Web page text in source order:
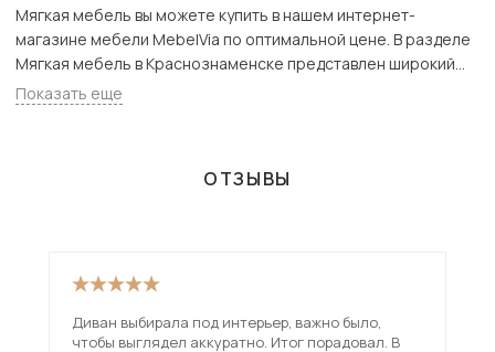
Мягкая мебель вы можете купить в нашем интернет-
магазине мебели MebelVia по оптимальной цене. В разделе
Мягкая мебель в Краснознаменске представлен широкий
ассортимент товаров с доставкой в Москве и Подмосковью,
включая Краснознаменск. Всего товаров в категории
Показать еще
ОТЗЫВЫ
Диван выбирала под интерьер, важно было,
чтобы выглядел аккуратно. Итог порадовал. В